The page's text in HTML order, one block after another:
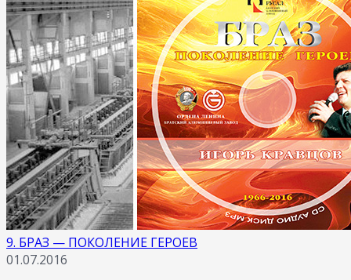
9. БРАЗ — ПОКОЛЕНИЕ ГЕРОЕВ
01.07.2016